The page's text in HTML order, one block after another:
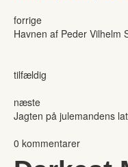
forrige
Havnen af Peder Vilhelm
tilfældig
næste
Jagten på julemandens
0 kommentarer